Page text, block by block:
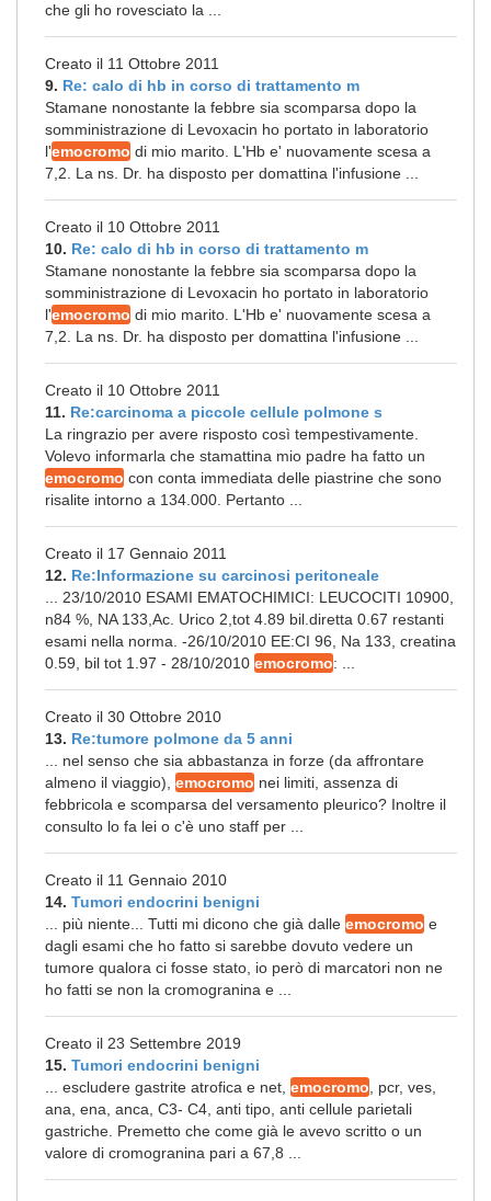
che gli ho rovesciato la ...
Creato il 11 Ottobre 2011
9. Re: calo di hb in corso di trattamento m
Stamane nonostante la febbre sia scomparsa dopo la
somministrazione di Levoxacin ho portato in laboratorio
l'emocromo di mio marito. L'Hb e' nuovamente scesa a
7,2. La ns. Dr. ha disposto per domattina l'infusione ...
Creato il 10 Ottobre 2011
10. Re: calo di hb in corso di trattamento m
Stamane nonostante la febbre sia scomparsa dopo la
somministrazione di Levoxacin ho portato in laboratorio
l'emocromo di mio marito. L'Hb e' nuovamente scesa a
7,2. La ns. Dr. ha disposto per domattina l'infusione ...
Creato il 10 Ottobre 2011
11. Re:carcinoma a piccole cellule polmone s
La ringrazio per avere risposto così tempestivamente.
Volevo informarla che stamattina mio padre ha fatto un
emocromo con conta immediata delle piastrine che sono
risalite intorno a 134.000. Pertanto ...
Creato il 17 Gennaio 2011
12. Re:Informazione su carcinosi peritoneale
... 23/10/2010 ESAMI EMATOCHIMICI: LEUCOCITI 10900,
n84 %, NA 133,Ac. Urico 2,tot 4.89 bil.diretta 0.67 restanti
esami nella norma. -26/10/2010 EE:CI 96, Na 133, creatina
0.59, bil tot 1.97 - 28/10/2010 emocromo: ...
Creato il 30 Ottobre 2010
13. Re:tumore polmone da 5 anni
... nel senso che sia abbastanza in forze (da affrontare
almeno il viaggio), emocromo nei limiti, assenza di
febbricola e scomparsa del versamento pleurico? Inoltre il
consulto lo fa lei o c'è uno staff per ...
Creato il 11 Gennaio 2010
14. Tumori endocrini benigni
... più niente... Tutti mi dicono che già dalle emocromo e
dagli esami che ho fatto si sarebbe dovuto vedere un
tumore qualora ci fosse stato, io però di marcatori non ne
ho fatti se non la cromogranina e ...
Creato il 23 Settembre 2019
15. Tumori endocrini benigni
... escludere gastrite atrofica e net, emocromo , pcr, ves,
ana, ena, anca, C3- C4, anti tipo, anti cellule parietali
gastriche. Premetto che come già le avevo scritto o un
valore di cromogranina pari a 67,8 ...